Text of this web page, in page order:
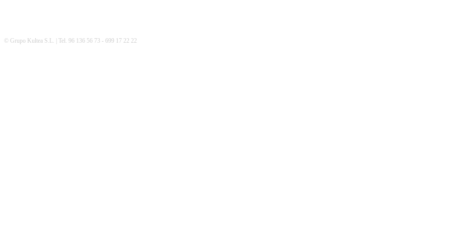
© Grupo Kultea S.L. | Tel. 96 136 56 73 - 699 17 22 22